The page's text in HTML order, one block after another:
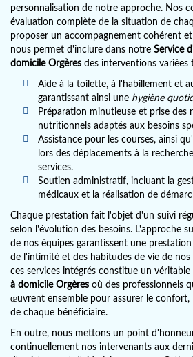
personnalisation de notre approche. Nos
évaluation complète de la situation de
proposer un accompagnement cohérent
nous permet d'inclure dans notre Service
domicile Orgères des interventions variées
Aide à la toilette, à l'habillement et
garantissant ainsi une hygiène
Préparation minutieuse et prise des
nutritionnels adaptés aux besoins
Assistance pour les courses, ainsi
lors des déplacements à la
services.
Soutien administratif, incluant la
médicaux et la réalisation de
Chaque prestation fait l'objet d'un suivi
selon l'évolution des besoins. L'approche
de nos équipes garantissent une
de l'intimité et des habitudes de vie de nos
ces services intégrés constitue un véritable
à domicile Orgères où des professionnels
œuvrent ensemble pour assurer le confort,
de chaque bénéficiaire.
En outre, nous mettons un point
continuellement nos intervenants aux